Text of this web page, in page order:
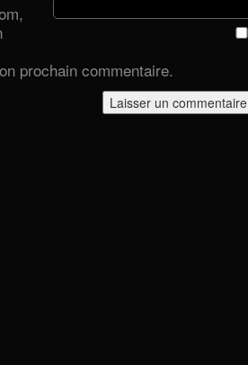
prochain commentaire.